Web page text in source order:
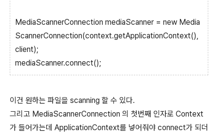
MediaScannerConnection mediaScanner = new Media
ScannerConnection(context.getApplicationContext(),
client);
mediaScanner.connect();
이건 원하는 파일을 scanning 할 수 있다.
그리고 MediaScannerConnection 의 첫번째 인자로 Context
가 들어가는데 ApplicationContext를 넣어줘야 connect가 되더